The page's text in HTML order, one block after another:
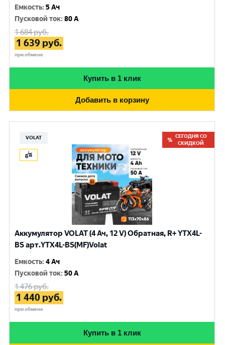
Емкость:5 Ач
Пусковой ток:80 A
1 684руб.
1 639 руб.
при обмене
Купить в 1 клик
Добавить в корзину
VOLAT
СЕГОДНЯ СО
СКИДКОЙ
Аккумулятор VOLAT (4 Ач, 12 V) Обратная, R+ YTX4L-
BS арт.YTX4L-BS(MF)Volat
Емкость:4 Ач
Пусковой ток:50 A
1 476руб.
1 440 руб.
при обмене
Купить в 1 клик